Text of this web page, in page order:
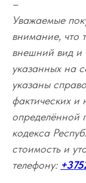
–
Уважаемые
внимание, что
внешний вид и
указанных на
указаны
фактических и
определённой
кодекса
стоимость и
телефону: